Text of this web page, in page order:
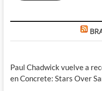
Paul Chadwick vuelve a
en Concrete: Stars Over